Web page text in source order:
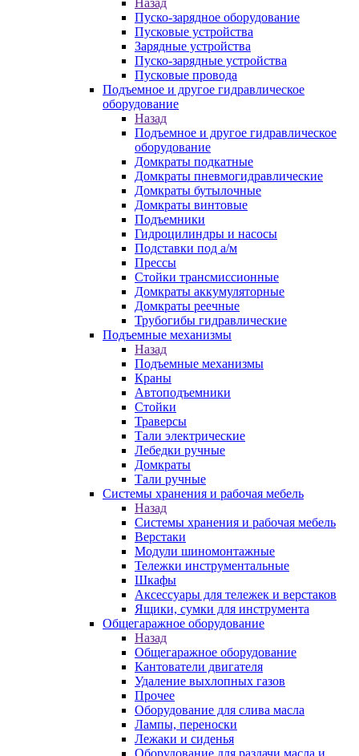
Назад
Пуско-зарядное оборудование
Пусковые устройства
Зарядные устройства
Пуско-зарядные устройства
Пусковые провода
Подъемное и другое гидравлическое
оборудование
Назад
Подъемное и другое гидравлическое
оборудование
Домкраты подкатные
Домкраты пневмогидравлические
Домкраты бутылочные
Домкраты винтовые
Подъемники
Гидроцилиндры и насосы
Подставки под а/м
Прессы
Стойки трансмиссионные
Домкраты аккумуляторные
Домкраты реечные
Трубогибы гидравлические
Подъемные механизмы
Назад
Подъемные механизмы
Краны
Автоподъемники
Стойки
Траверсы
Тали электрические
Лебедки ручные
Домкраты
Тали ручные
Системы хранения и рабочая мебель
Назад
Системы хранения и рабочая мебель
Верстаки
Модули шиномонтажные
Тележки инструментальные
Шкафы
Аксессуары для тележек и верстаков
Ящики, сумки для инструмента
Общегаражное оборудование
Назад
Общегаражное оборудование
Кантователи двигателя
Удаление выхлопных газов
Прочее
Оборудование для слива масла
Лампы, переноски
Лежаки и сиденья
Оборудование для раздачи масла и